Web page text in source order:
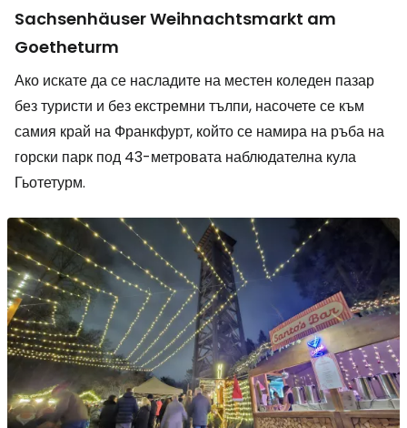
Sachsenhäuser Weihnachtsmarkt am
Goetheturm
Ако искате да се насладите на местен коледен пазар
без туристи и без екстремни тълпи, насочете се към
самия край на Франкфурт, който се намира на ръба на
горски парк под 43-метровата наблюдателна кула
Гьотетурм.